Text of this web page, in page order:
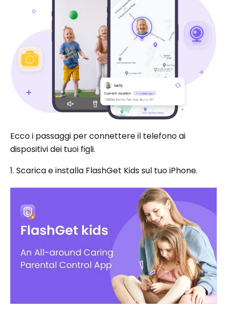
Ecco i passaggi per connettere il telefono ai
dispositivi dei tuoi figli.
1. Scarica e installa FlashGet Kids sul tuo iPhone.